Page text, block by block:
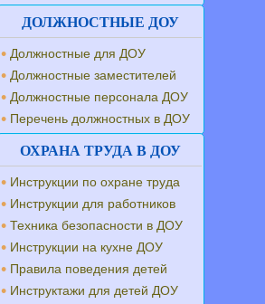
ДОЛЖНОСТНЫЕ ДОУ
Должностные для ДОУ
Должностные заместителей
Должностные персонала ДОУ
Перечень должностных в ДОУ
ОХРАНА ТРУДА В ДОУ
Инструкции по охране труда
Инструкции для работников
Техника безопасности в ДОУ
Инструкции на кухне ДОУ
Правила поведения детей
Инструктажи для детей ДОУ